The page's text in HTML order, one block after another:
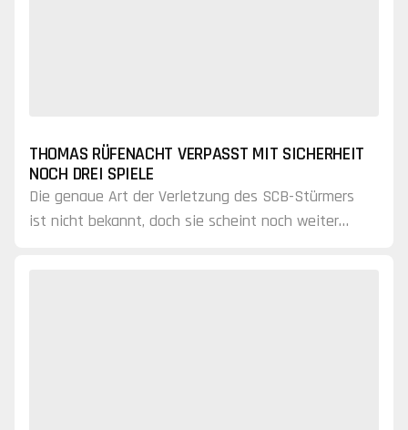
THOMAS RÜFENACHT VERPASST MIT SICHERHEIT
NOCH DREI SPIELE
Die genaue Art der Verletzung des SCB-Stürmers
ist nicht bekannt, doch sie scheint noch weiter